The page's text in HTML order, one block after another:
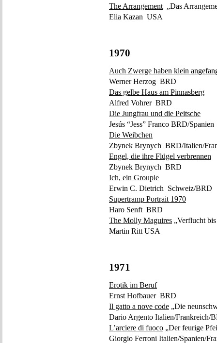
The Arrangement „Das
Elia Kazan USA
1970
Auch Zwerge haben klein
Werner Herzog BRD
Das gelbe Haus am Pinnasberg
Alfred Vohrer BRD
Die Jungfrau und die Peitsche
Jesús “Jess” Franco BRD/Spanien
Die Weibchen
Zbynek Brynych BRD/Italien/
Engel, die ihre Flügel verbrennen
Zbynek Brynych BRD
Ich, ein Groupie
Erwin C. Dietrich Schweiz/BRD
Supertramp Portrait 1970
Haro Senft BRD
The Molly Maguires „Verflucht
Martin Ritt USA
1971
Erotik im Beruf
Ernst Hofbauer BRD
Il gatto a nove code „Die
Dario Argento Italien/Frankreich/
L’arciere di fuoco „Der feurige
Giorgio Ferroni Italien/Spanien/